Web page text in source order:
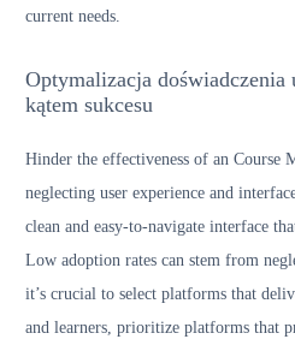
current needs.
Optymalizacja
kątem sukcesu
Hinder the effectiveness of an Course
neglecting user experience and
clean and easy-to-navigate interface
Low adoption rates can stem from
it’s crucial to select platforms that
and learners, prioritize platforms that